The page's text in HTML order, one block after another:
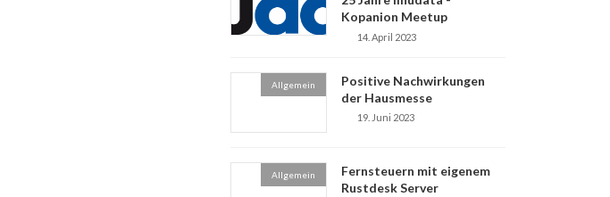
Kopanion Meetup
14. April 2023
Allgemein
Positive Nachwirkungen
der Hausmesse
19. Juni 2023
Allgemein
Fernsteuern mit eigenem
Rustdesk Server